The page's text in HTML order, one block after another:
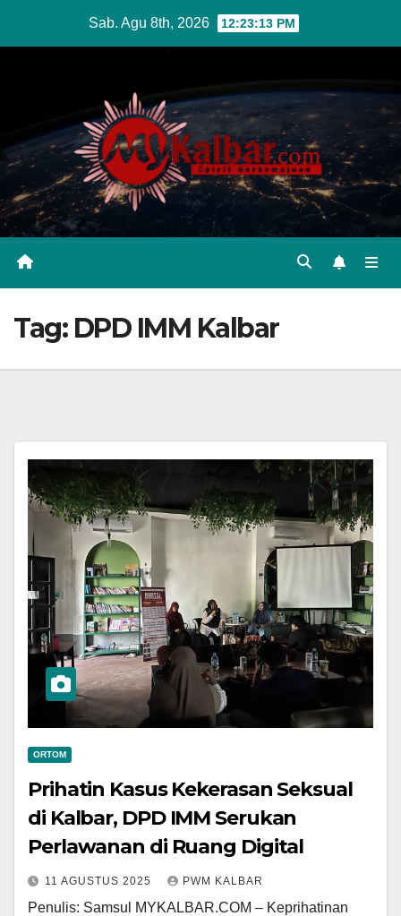
Sab. Agu 8th, 2026 12:23:14 PM
Tag: DPD IMM Kalbar
ORTOM
Prihatin Kasus Kekerasan Seksual
di Kalbar, DPD IMM Serukan
Perlawanan di Ruang Digital
11 AGUSTUS 2025 PWM KALBAR
Penulis: Samsul MYKALBAR.COM – Keprihatinan